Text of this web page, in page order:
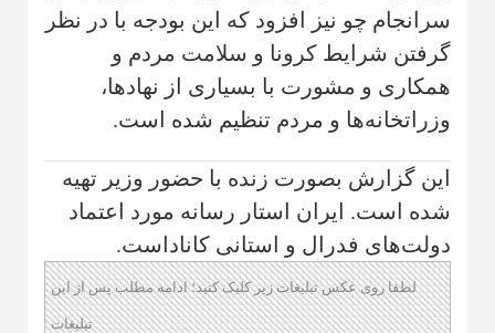
سرانجام چو نیز افزود که این بودجه با در نظر
گرفتن شرایط کرونا و سلامت مردم و
همکاری و مشورت با بسیاری از نهادها،
وزراتخانه‌ها و مردم تنظیم شده است.
این گزارش بصورت زنده با حضور وزیر تهیه
شده است. ایران استار رسانه مورد اعتماد
دولت‌های فدرال و استانی کاناداست.
لطفا روی عکس تبلیغات زیر کلیک کنید؛ ادامه مطلب پس از این
تبلیغات